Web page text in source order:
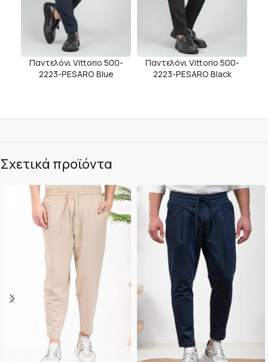
Παντελόνι Vittorio 500-
2223-PESARO Blue
Παντελόνι Vittorio 500-
2223-PESARO Black
Σχετικά προϊόντα